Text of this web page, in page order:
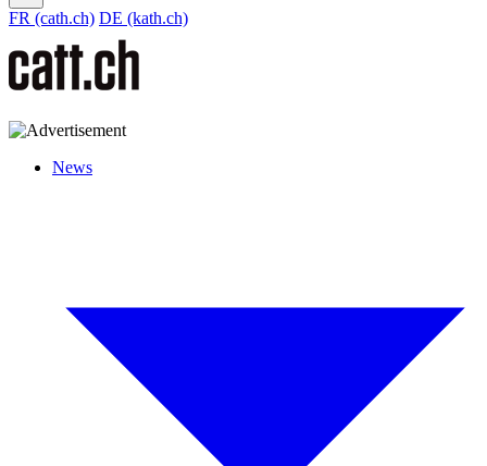
FR (cath.ch) DE (kath.ch)
News